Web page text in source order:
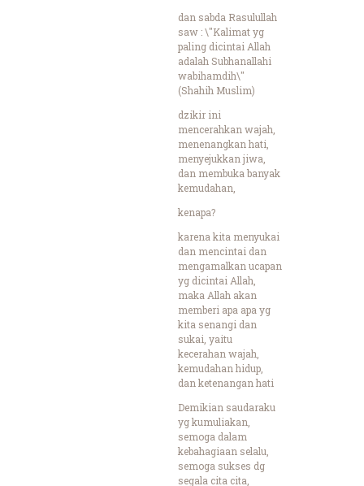
dan sabda Rasulullah
saw : \"Kalimat yg
paling dicintai Allah
adalah Subhanallahi
wabihamdih\"
(Shahih Muslim)
dzikir ini
mencerahkan wajah,
menenangkan hati,
menyejukkan jiwa,
dan membuka banyak
kemudahan,
kenapa?
karena kita menyukai
dan mencintai dan
mengamalkan ucapan
yg dicintai Allah,
maka Allah akan
memberi apa apa yg
kita senangi dan
sukai, yaitu
kecerahan wajah,
kemudahan hidup,
dan ketenangan hati
Demikian saudaraku
yg kumuliakan,
semoga dalam
kebahagiaan selalu,
semoga sukses dg
segala cita cita,